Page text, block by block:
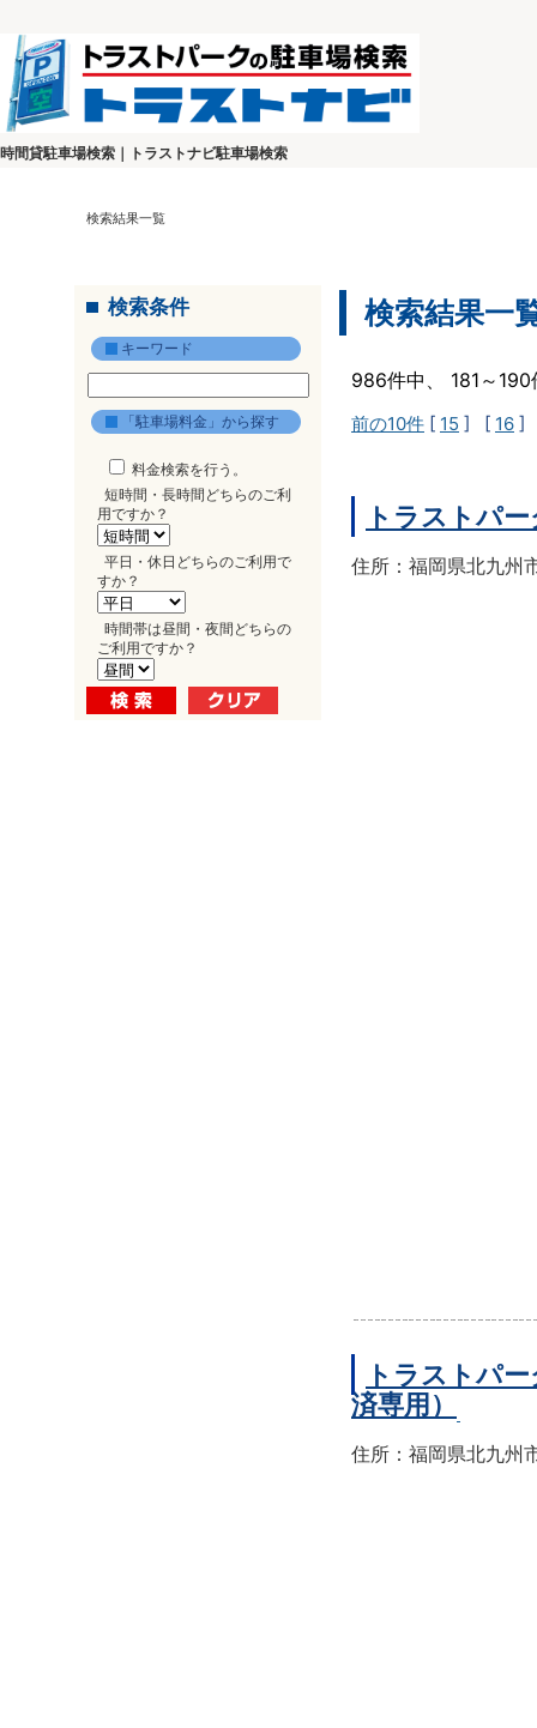
時間貸駐車場検索｜トラストナビ駐車場検索
検索結果一覧
検索条件
キーワード
「駐車場料金」から探す
料金検索を行う。
短時間・長時間どちらのご利
用ですか？
平日・休日どちらのご利用で
すか？
時間帯は昼間・夜間どちらの
ご利用ですか？
検索結果一
986件中、 181～
前の10件 [ 15 ] [ 16 ]
トラストパ
住所：福岡県北九州
トラストパ
済専用）
住所：福岡県北九州